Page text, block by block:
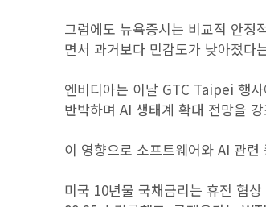
그럼에도 뉴욕증시는 비교적 안정
면서 과거보다 민감도가 낮아졌다
엔비디아는 이날 GTC Taipei 행
반박하며 AI 생태계 확대 전망을
이 영향으로 소프트웨어와 AI 관
미국 10년물 국채금리는 휴전 협